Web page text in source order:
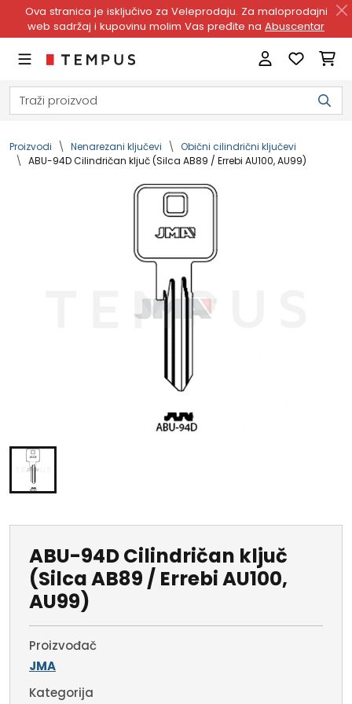
Ova stranica je isključivo za Veleprodaju. Za maloprodajni
web sadržaj i kupovinu molim Vas pređite na Abuscentar
Proizvodi Nenarezani ključevi
Obični cilindrični ključevi
ABU-94D Cilindričan ključ (Silca AB89 / Errebi AU100, AU99)
ABU-94D Cilindričan ključ
(Silca AB89 / Errebi AU100,
AU99)
Proizvođač
JMA
Kategorija